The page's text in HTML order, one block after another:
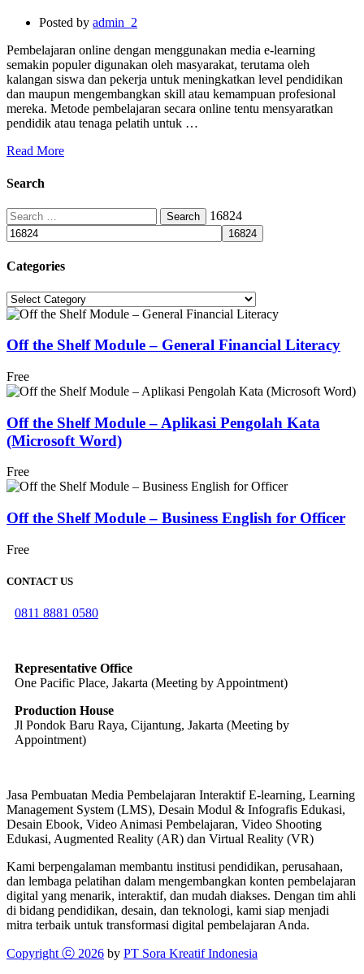
Posted by admin_2
Pembelajaran online dengan menggunakan media e-learning
semakin populer digunakan oleh masyarakat, terutama oleh
kalangan siswa dan pekerja untuk meningkatkan level pendidikan
dan maupun mengembangkan skill atau kemampuan profesional
mereka. Metode pembelajaran secara online tentu mensyaratkan
pendidik atau tenaga pelatih untuk …
Read More
Search
Search
for:
16824
Categories
Categories
Off the Shelf Module – General Financial Literacy
Free
Off the Shelf Module – Aplikasi Pengolah Kata
(Microsoft Word)
Free
Off the Shelf Module – Business English for Officer
Free
CONTACT US
0811 8881 0580
Representative Office
One Pacific Place, Jakarta (Meeting by Appointment)
Production House
Jl Pondok Baru Raya, Cijantung, Jakarta (Meeting by
Appointment)
Jasa Pembuatan Media Pembelajaran Interaktif E-learning, Learning
Management System (LMS), Desain Modul & Infografis Edukasi,
Desain Ebook, Video Animasi Pembelajaran, Video Shooting
Edukasi, Augmented Reality (AR) dan Virtual Reality (VR)
Kami berpengalaman membantu institusi pendidikan, perusahaan,
dan lembaga pelatihan dalam mengembangkan konten pembelajaran
digital yang menarik, interaktif, dan mudah diakses. Dengan tim ahli
di bidang pendidikan, desain, dan teknologi, kami siap menjadi
mitra terbaik untuk transformasi digital pembelajaran Anda.
Copyright ⓒ 2026 by PT Sora Kreatif Indonesia